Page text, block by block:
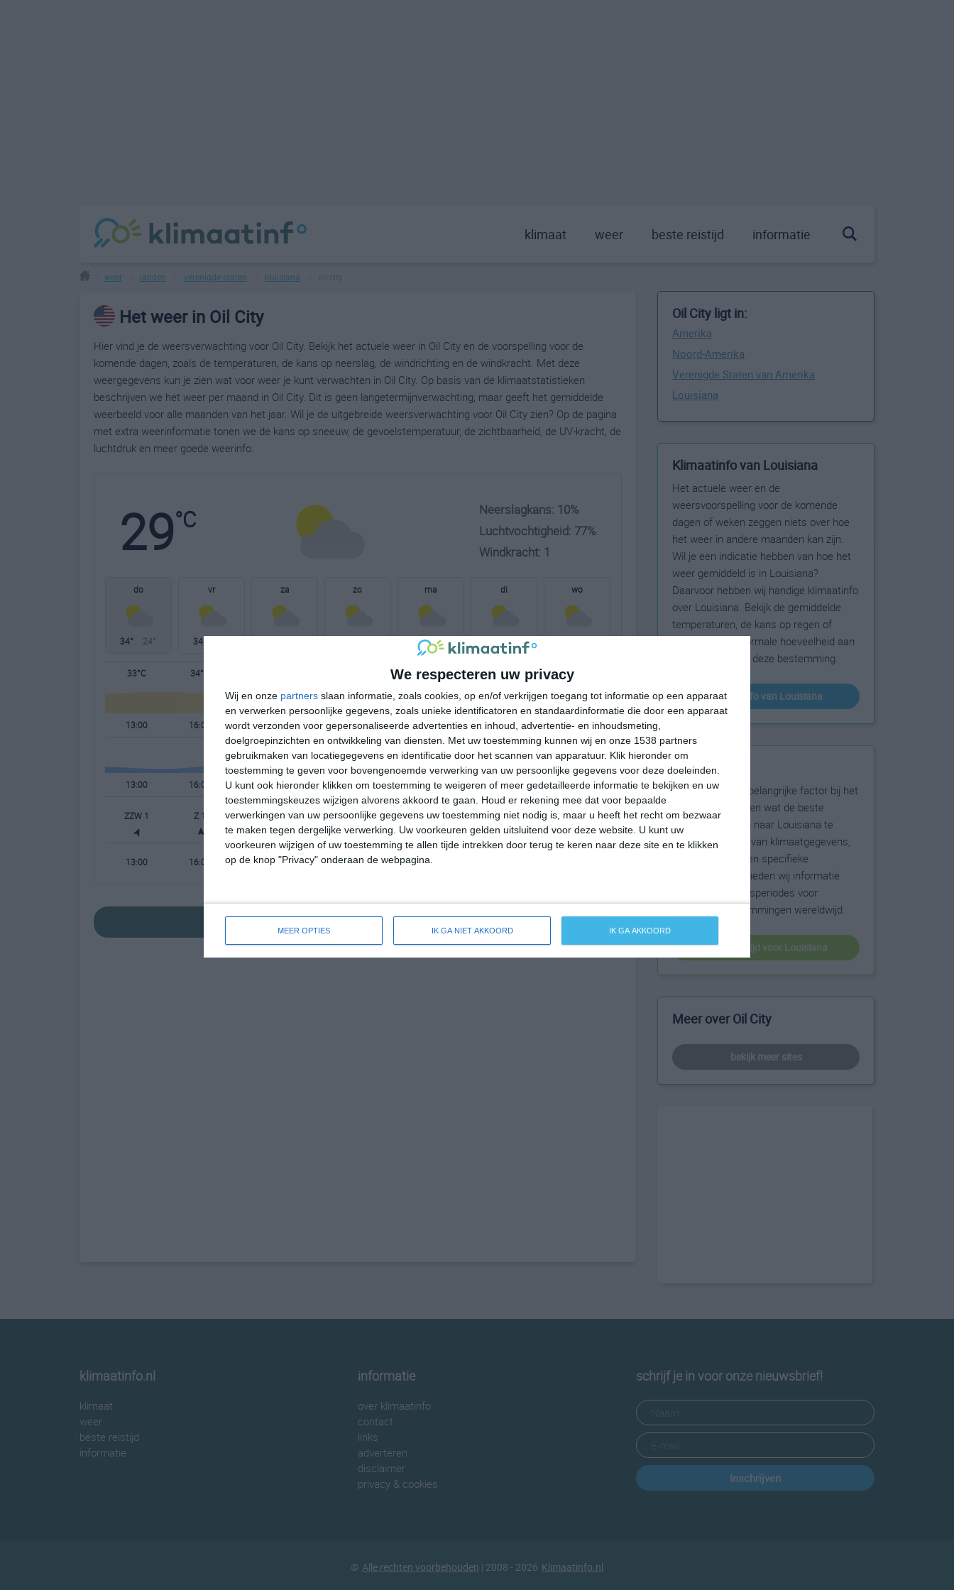
We respecteren uw privacy
Wij en onze partners slaan informatie, zoals cookies, op en/of verkrijgen toegang tot informatie op een apparaat
en verwerken persoonlijke gegevens, zoals unieke identificatoren en standaardinformatie die door een apparaat
wordt verzonden voor gepersonaliseerde advertenties en inhoud, advertentie- en inhoudsmeting,
doelgroepinzichten en ontwikkeling van diensten.
Met uw toestemming kunnen wij en onze 1538 partners
gebruikmaken van locatiegegevens en identificatie door het scannen van apparatuur. Klik hieronder om
toestemming te geven voor bovengenoemde verwerking van uw persoonlijke gegevens voor deze doeleinden.
U kunt ook hieronder klikken om toestemming te weigeren of meer gedetailleerde informatie te bekijken en uw
toestemmingskeuzes wijzigen alvorens akkoord te gaan.
Houd er rekening mee dat voor bepaalde
verwerkingen van uw persoonlijke gegevens uw toestemming niet nodig is, maar u heeft het recht om bezwaar
te maken tegen dergelijke verwerking. Uw voorkeuren gelden uitsluitend voor deze website. U kunt uw
voorkeuren wijzigen of uw toestemming te allen tijde intrekken door terug te keren naar deze site en te klikken
op de knop "Privacy" onderaan de webpagina.
MEER OPTIES IK GA NIET AKKOORD IK GA AKKOORD
klimaat weer beste reistijd informatie
weer landen verenigde staten louisiana
Het weer in Oil City
Hier vind je de weersverwachting voor Oil City. Bekijk het actuele weer in Oil City en de voorspelling voor de
komende dagen, zoals de temperaturen, de kans op neerslag, de windrichting en de windkracht. Met deze
weergegevens kun je zien wat voor weer je kunt verwachten in Oil City. Op basis van de klimaatstatistieken
beschrijven we het weer per maand in Oil City. Dit is geen langetermijnverwachting, maar geeft het gemiddelde
weerbeeld voor alle maanden van het jaar. Wil je de uitgebreide weersverwachting voor Oil City zien? Op de pagina
met extra weerinformatie tonen we de kans op sneeuw, de gevoelstemperatuur, de zichtbaarheid, de UV-kracht, de
luchtdruk en meer goede weerinfo.
29°C
Neerslagkans: 10%
Luchtvochtigheid: 77%
Windkracht: 1
do
34° 24°
vr
34°
za zo ma
34° 23°
di
23°
wo
33°C 34°C 25°C 25°C 24°C 29°C
13:00 16:00 19:00 22:00 01:00 04:00 07:00 10:00
13:00 16:00 19:00 22:00 01:00 04:00 07:00 10:00
ZZW 1 Z 1 ZZO 1 ZZO 1 Z 1 Z 1 ZZW 1 ZW 1
13:00 16:00 19:00 22:00 01:00
bekijk de uitgebreide weersverwachting voor Oil City
Oil City ligt in:
Amerika
Noord-Amerika
Verenigde Staten van Amerika
Louisiana
Klimaatinfo van Louisiana
Het actuele weer en de
weersvoorspelling voor de komende
dagen of weken zeggen niets over hoe
het weer in andere maanden kan zijn.
Wil je een indicatie hebben van hoe het
weer gemiddeld is in Louisiana?
Daarvoor hebben wij handige klimaatinfo
over Louisiana. Bekijk de gemiddelde
temperaturen, de kans op regen of
sneeuw en de normale hoeveelheid aan
zonneschijn voor deze bestemming.
klimaatinfo van Louisiana
Beste reistijd
Het weer is een belangrijke factor bij het
reizen. Wil je weten wat de beste
maanden zijn om naar Louisiana te
reizen? Op basis van klimaatgegevens,
weersextremen en specifieke
weerinformatie bieden wij informatie
over de beste reisperiodes voor
duizenden bestemmingen wereldwijd.
beste reistijd voor Louisiana
Meer over Oil City
bekijk meer sites
klimaatinfo.nl
klimaat
weer
beste reistijd
informatie
informatie
over klimaatinfo
contact
links
adverteren
disclaimer
privacy & cookies
schrijf je in voor onze nieuwsbrief!
Inschrijven
© Alle rechten voorbehouden | 2008 - 2026 Klimaatinfo.nl